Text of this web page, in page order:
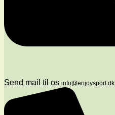
Send mail til os info@enjoysport.dk